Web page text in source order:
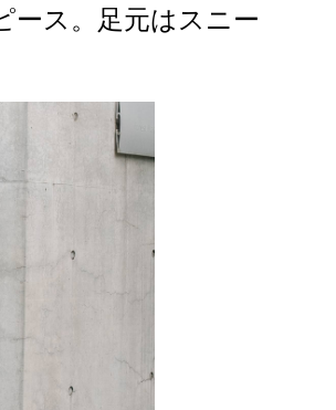
ース。足元はスニー